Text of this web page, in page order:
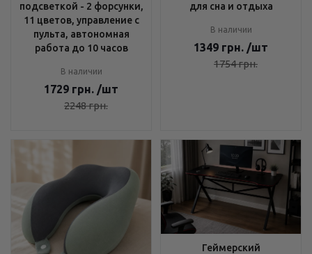
подсветкой - 2 форсунки,
11 цветов, управление с
пульта, автономная
работа до 10 часов
В наличии
1729 грн. /шт
2248грн.
для сна и отдыха
В наличии
1349 грн. /шт
1754грн.
Геймерский